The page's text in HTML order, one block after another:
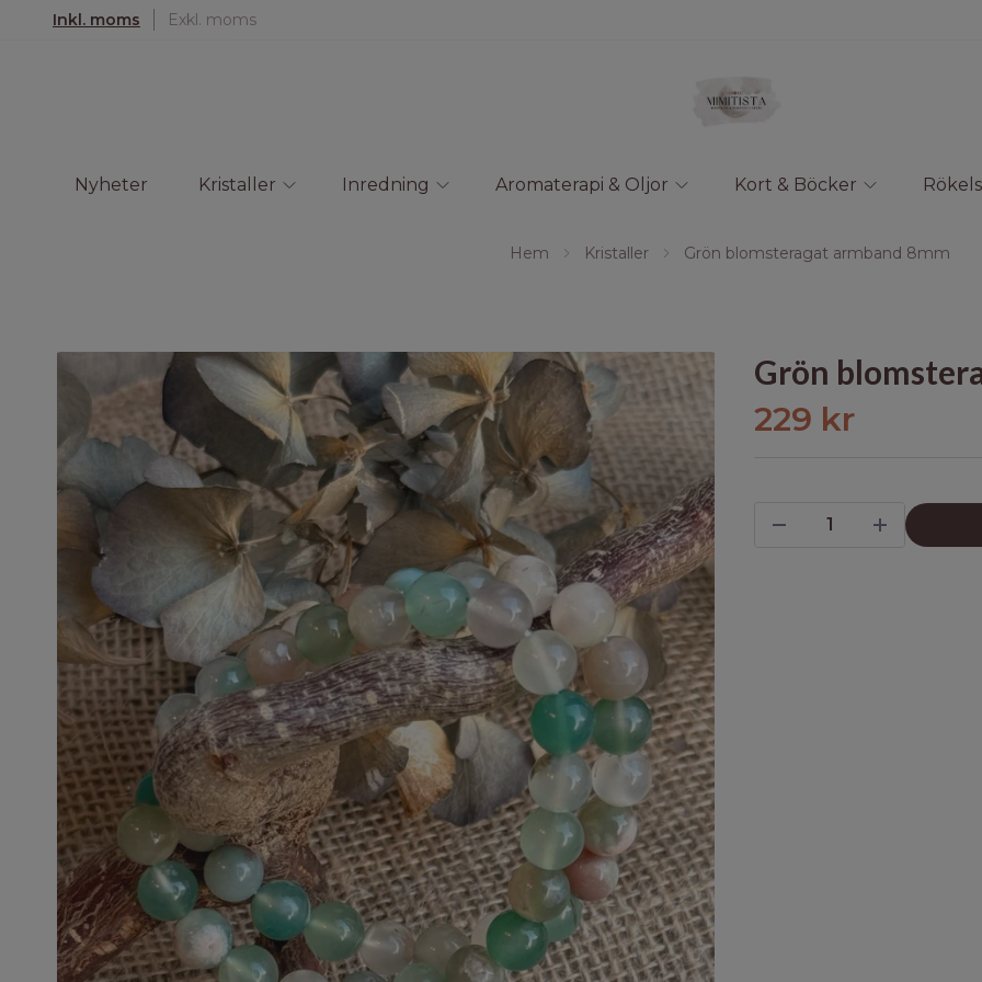
Inkl. moms Exkl. moms
Nyheter Kristaller Inredning Aromaterapi & Oljor Kort & Böcker
Hem Kristaller Grön blomsteragat armband 8mm
Grön
229 kr